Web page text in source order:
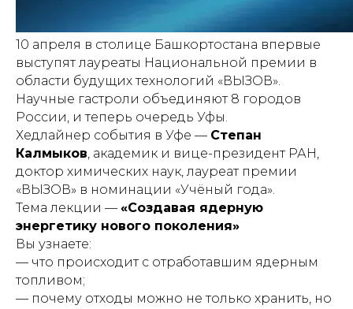
10 апреля в столице Башкортостана впервые
выступят лауреаты Национальной премии в
области будущих технологий «ВЫЗОВ».
Научные гастроли объединяют 8 городов
России, и теперь очередь Уфы.
Хедлайнер события в Уфе — Степан
Калмыков, академик и вице-президент РАН,
доктор химических наук, лауреат премии
«ВЫЗОВ» в номинации «Учёный года».
Тема лекции — «Создавая ядерную
энергетику нового поколения»
Вы узнаете:
— что происходит с отработавшим ядерным
топливом;
— почему отходы можно не только хранить, но